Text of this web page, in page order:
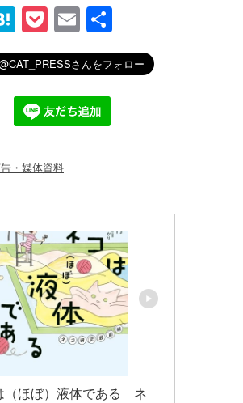
H
at
e
n
a
P
o
ck
et
E
m
ail
有
・媒体資料
（ほぼ）液体である　ネ